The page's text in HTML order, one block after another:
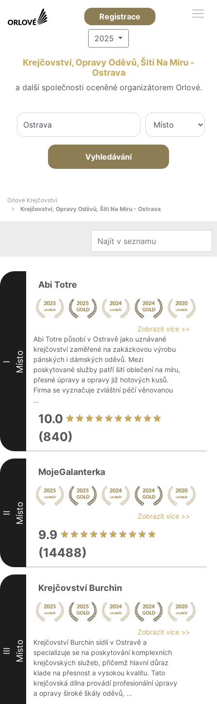
Registrace
2025
Krejčovství, Opravy Oděvů, Šití Na Míru -
Ostrava
a další společnosti oceněné organizátorem Orlové.
Vyhledávání
Orlové Krejčovství
Krejčovství, Opravy Oděvů, Šití Na Míru - Ostrava
I Místo
Abi Totre
Zobrazit více >>
Abi Totre působí v Ostravě jako uznávané
krejčovství zaměřené na zakázkovou výrobu
pánských i dámských oděvů. Mezi
poskytované služby patří šití oblečení na míru,
přesné úpravy a opravy již hotových kusů.
Firma se vyznačuje zvláštní péčí věnovanou
...
10.0
(840)
II Místo
MojeGalanterka
Zobrazit více >>
9.9
(14488)
III Místo
Krejčovství Burchin
Zobrazit více >>
Krejčovství Burchin sídlí v Ostravě a
specializuje se na poskytování komplexních
krejčovských služeb, přičemž hlavní důraz
klade na přesnost a vysokou kvalitu. Tato
krejčovská dílna provádí profesionální úpravy
a opravy široké škály oděvů, ...